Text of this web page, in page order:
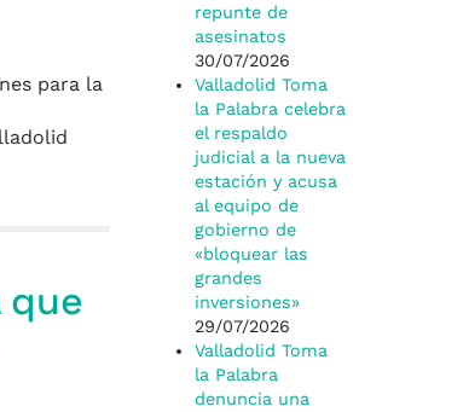
para la
que
repunte de
asesinatos
30/07/2026
Valladolid Toma
la Palabra celebra
el respaldo
judicial a la nueva
estación y acusa
al equipo de
gobierno de
«bloquear las
grandes
inversiones»
29/07/2026
Valladolid Toma
la Palabra
denuncia una